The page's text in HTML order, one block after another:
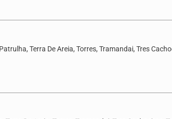
Terra De Areia, Torres, Tramandai, Tres